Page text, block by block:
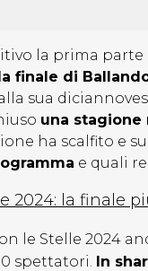
la prima parte
finale di
sua
una stagione
ha scalfito e
e quali
2024: la finale
le Stelle 2024
spettatori. In